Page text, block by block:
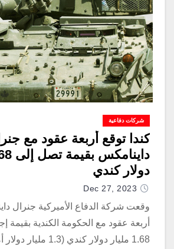
شركات دفاعية
كندا توقع أربعة عقود مع
دولار كندي
Dec 27, 2023
وقعت شركة الدفاع الأميركية جنرال
أربعة عقود مع الحكومة الكندية بقيمة
1.68 مليار دولار كندي